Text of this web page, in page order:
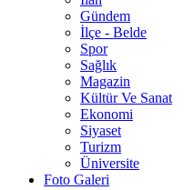
Gündem
İlçe - Belde
Spor
Sağlık
Magazin
Kültür Ve Sanat
Ekonomi
Siyaset
Turizm
Üniversite
Foto Galeri